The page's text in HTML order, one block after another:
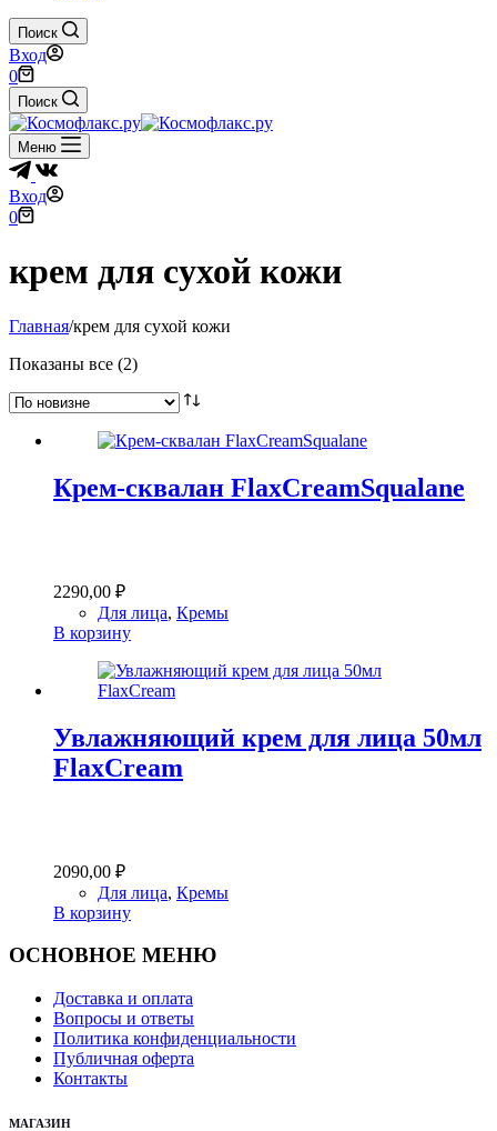
Поиск
Вход
Корзина
0
Поиск
Меню
Вход
Корзина
0
крем для сухой кожи
Главная/крем для сухой кожи
Показаны все (2)Сортировка:
недавние
Крем-сквалан FlaxCreamSqualane
2290,00 ₽
Для лица, Кремы
В корзину
Увлажняющий крем для лица 50мл
FlaxCream
2090,00 ₽
Для лица, Кремы
В корзину
ОСНОВНОЕ МЕНЮ
Доставка и оплата
Вопросы и ответы
Политика конфиденциальности
Публичная оферта
Контакты
МАГАЗИН